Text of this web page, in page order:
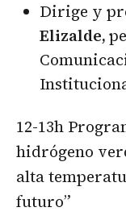
Dirige y
Elizalde,
12-13h
hidrógeno
alta
futuro”